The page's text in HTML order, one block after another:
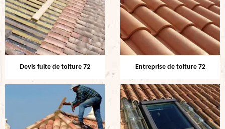
Devis fuite de toiture 72 Entreprise de toiture 72